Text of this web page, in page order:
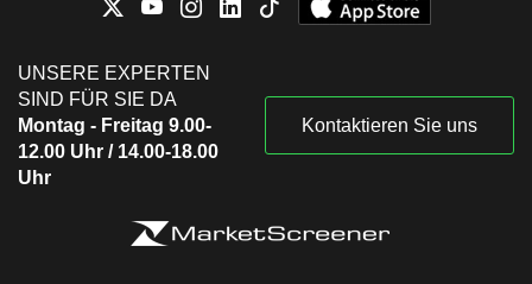
UNSERE EXPERTEN
SIND FÜR SIE DA
Montag - Freitag 9.00-
12.00 Uhr / 14.00-18.00
Uhr
Kontaktieren Sie uns